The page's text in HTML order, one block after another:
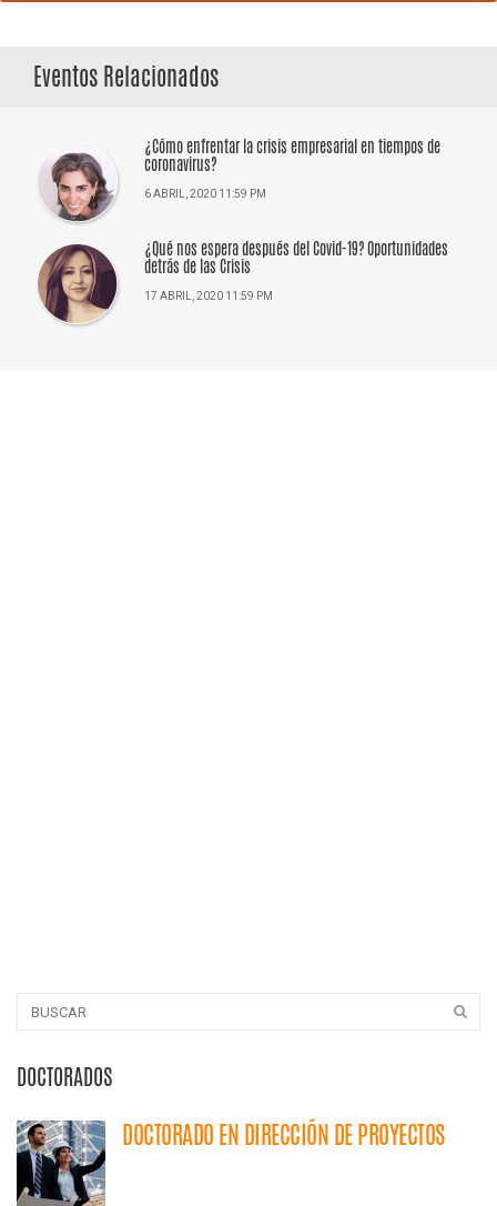
Eventos Relacionados
¿Cómo enfrentar la crisis empresarial en tiempos de
coronavirus?
6 ABRIL, 2020 11:59 PM
¿Qué nos espera después del Covid-19? Oportunidades
detrás de las Crisis
17 ABRIL, 2020 11:59 PM
DOCTORADOS
DOCTORADO EN DIRECCIÓN DE PROYECTOS